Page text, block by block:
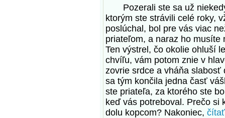
Pozerali ste sa už
ktorým ste strávili celé roky,
poslúchal, bol pre vás viac
priateľom, a naraz ho musíte
Ten výstrel, čo okolie ohluší
chvíľu, vám potom znie v
zovrie srdce a vháňa slabosť
sa tým končila jedna časť
ste priateľa, za ktorého ste
keď vás potreboval. Prečo si
dolu kopcom? Nakoniec,